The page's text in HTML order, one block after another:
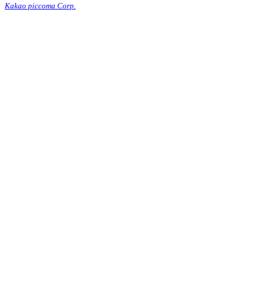
Kakao piccoma Corp.